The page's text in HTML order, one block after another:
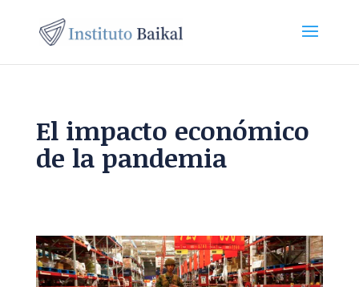
El impacto económico
de la pandemia